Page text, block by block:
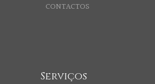
CONTACTOS
Serviços